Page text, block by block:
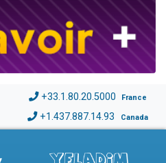
+33.1.80.20.5000 France
+1.437.887.14.93 Canada